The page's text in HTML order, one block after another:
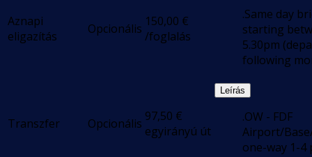
Aznapi
eligazítás
Opcionális 150,00 €
/foglalás
.Same day
starting
5.30pm
following
Transzfer Opcionális 97,50 €
egyirányú út
Leírás
.OW - FDF
Airport/
one-way 1-4